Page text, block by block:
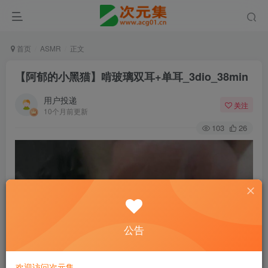
首页 ASMR 正文
【阿郁的小黑猫】啃玻璃双耳+单耳_3dio_38min
用户投递
10个月前更新
关注
103 26
公告